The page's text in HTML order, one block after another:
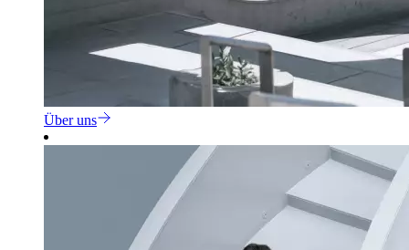
Über uns